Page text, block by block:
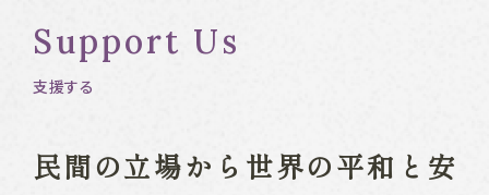
Support Us
支援する
民間の立場から 世界の平和と安